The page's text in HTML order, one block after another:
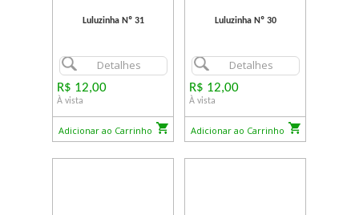
Luluzinha Nº 31
Detalhes
R$ 12,00
À vista
Adicionar ao Carrinho
Luluzinha Nº 30
Detalhes
R$ 12,00
À vista
Adicionar ao Carrinho